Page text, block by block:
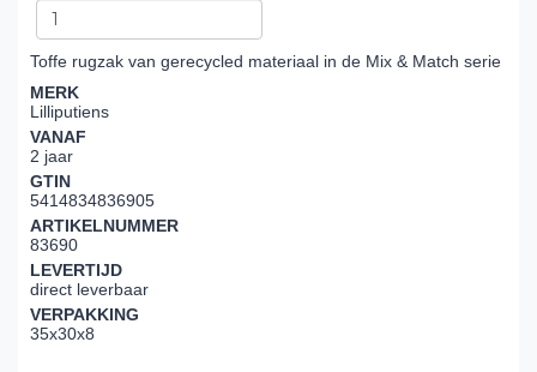
Toffe rugzak van gerecycled materiaal in de Mix & Match serie
MERK
Lilliputiens
VANAF
2 jaar
GTIN
5414834836905
ARTIKELNUMMER
83690
LEVERTIJD
direct leverbaar
VERPAKKING
35x30x8